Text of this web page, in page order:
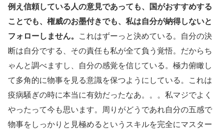
例え信頼している人の意見であっても、国がおすすめする
ことでも、権威のお墨付きでも、私は自分が納得しないと
フォローしません。
これはずーっと決めている。自分の決
断は自分でする、その責任も私が全て負う覚悟。だからち
ゃんと調べますし、自分の感覚を信じている。極力俯瞰し
て多角的に物事を見る意識を保つようにしている。これは
疫病騒ぎの時に本当に有効だったなあ。。。私マジでよく
やったって今も思います。周りがどうであれ自分の五感で
物事をしっかりと見極めるというスキルを完全にマスター